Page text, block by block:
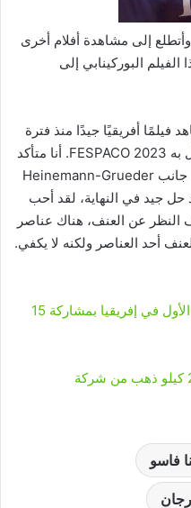
وأتطلع إلى مشاهدة أفلام أخرى
الفيلم البوركينابي إلى
فيلمًا أفريقيًا جيدًا منذ فترة
طويلة. إنه عمل جميل للغاية سيحتفل به FESPACO 2023. أنا متأكد
من أنه سيفوز بالجائزة الكبرى “. من جانب Heinemann-Grueder
حل جيد في النهاية، لقد أحب
النظر عن العنف، هناك عناصر
أحد العناصر ولكنه لا يكفي.
بوركينا فاسو ..عودة مهرجان الأفلام الأول في إفريقيا بمشاركة 15
بوركينا فاسو .. السلطات تصادر 200 كيلو ذهب من شركة
فاسو